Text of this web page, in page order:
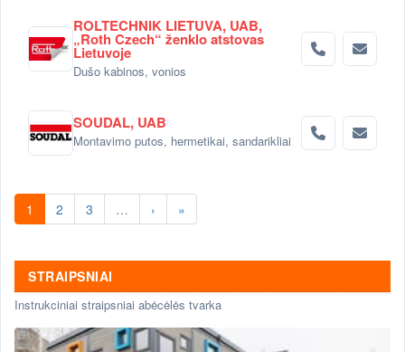
ROLTECHNIK LIETUVA, UAB,
„Roth Czech“ ženklo atstovas
Lietuvoje
Dušo kabinos, vonios
SOUDAL, UAB
Montavimo putos, hermetikai, sandarikliai
1 2 3 … › »
STRAIPSNIAI
Instrukciniai straipsniai abėcėlės tvarka